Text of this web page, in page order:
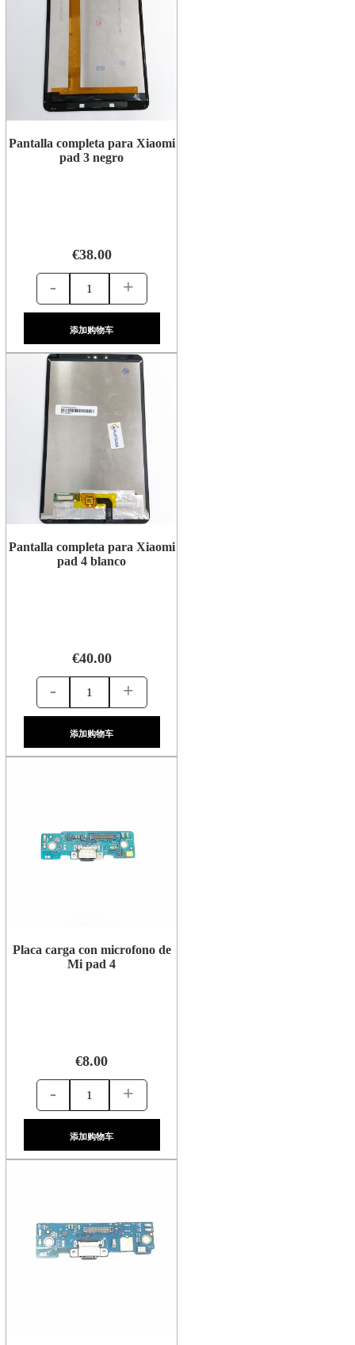
Pantalla completa para Xiaomi
pad 3 negro
€38.00
- +
添加购物车
Pantalla completa para Xiaomi
pad 4 blanco
€40.00
- +
添加购物车
Placa carga con microfono de
Mi pad 4
€8.00
- +
添加购物车